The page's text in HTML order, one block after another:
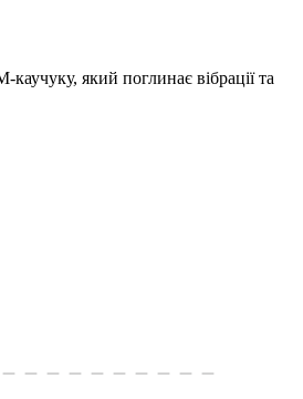
який поглинає вібрації та